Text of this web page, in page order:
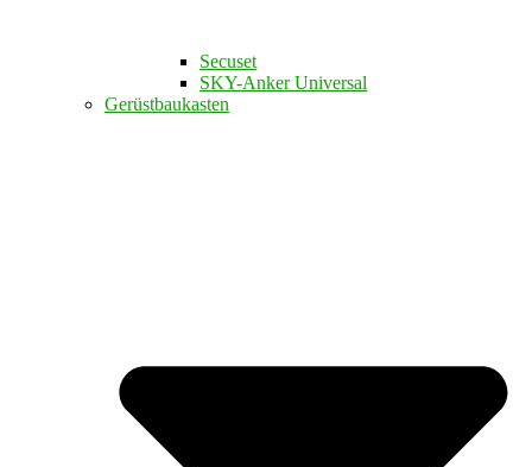
Secuset
SKY-Anker Universal
Gerüstbaukasten